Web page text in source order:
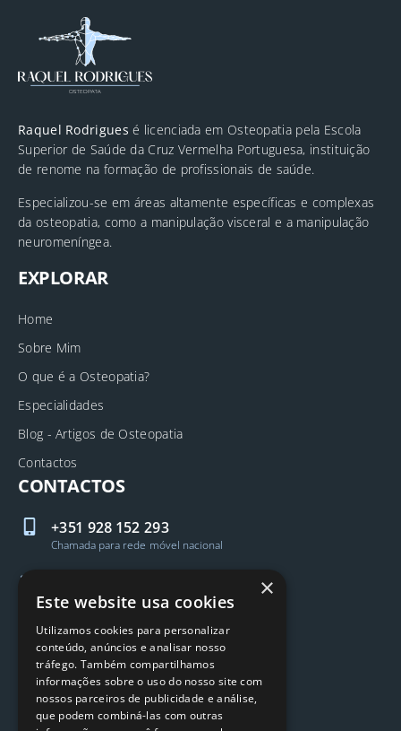
Raquel Rodrigues é licenciada em Osteopatia pela Escola
Superior de Saúde da Cruz Vermelha Portuguesa, instituição
de renome na formação de profissionais de saúde.
Especializou-se em áreas altamente específicas e complexas
da osteopatia, como a manipulação visceral e a manipulação
neuromeníngea.
EXPLORAR
Home
Sobre Mim
O que é a Osteopatia?
Especialidades
Blog - Artigos de Osteopatia
Contactos
CONTACTOS
+351 928 152 293
Chamada para rede móvel nacional
Fale Connosco
SIGA-NOS
×
Este website usa cookies
Utilizamos cookies para personalizar
conteúdo, anúncios e analisar nosso
tráfego. Também compartilhamos
informações sobre o uso do nosso site com
nossos parceiros de publicidade e análise,
que podem combiná-las com outras